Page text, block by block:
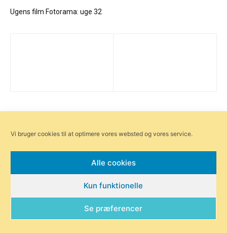
Ugens film Fotorama: uge 32
Få ugens nyheder
Vi bruger cookies til at optimere vores websted og vores service.
Alle cookies
Kun funktionelle
Se præferencer